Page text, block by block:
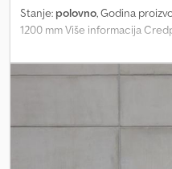
Stanje: polovno, Godina
1200 mm Više informacija